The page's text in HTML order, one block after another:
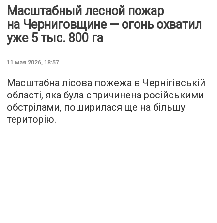
Масштабный лесной пожар
на Черниговщине — огонь охватил
уже 5 тыс. 800 га
11 мая 2026, 18:57
Масштабна лісова пожежа в Чернігівській
області, яка була спричинена російськими
обстрілами, поширилася ще на більшу
територію.